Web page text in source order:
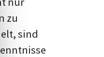
zu
sind